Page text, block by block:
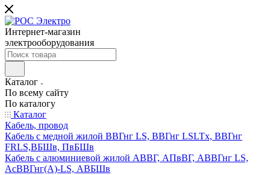
Интернет-магазин
электрооборудования
Каталог
По всему сайту
По каталогу
Каталог
Кабель, провод
Кабель с медной жилой ВВГнг LS, ВВГнг LSLTx, ВВГнг
FRLS,ВБШв, ПвБШв
Кабель с алюминиевой жилой АВВГ, АПвВГ, АВВГнг LS,
АсВВГнг(А)-LS, АВБШв